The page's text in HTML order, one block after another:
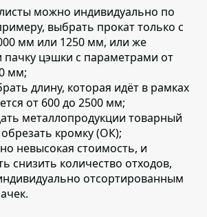
можно индивидуально по
выбрать прокат только с
мм или 1250 мм, или же
пачку цэшки с параметрами от
мм;
длину, которая идёт в рамках
от 600 до 2500 мм;
металлопродукции товарный
кромку (ОК);
невысокая стоимость, и
снизить количество отходов,
отсортированным